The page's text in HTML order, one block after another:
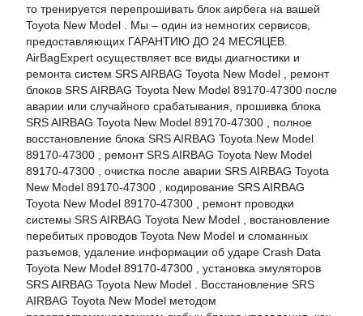
то тренируется перепрошивать блок аирбега на вашей
Toyota New Model . Мы – один из немногих сервисов,
предоставляющих ГАРАНТИЮ ДО 24 МЕСЯЦЕВ.
AirBagExpert осуществляет все виды диагностики и
ремонта систем SRS AIRBAG Toyota New Model , ремонт
блоков SRS AIRBAG Toyota New Model 89170-47300 после
аварии или случайного срабатывания, прошивка блока
SRS AIRBAG Toyota New Model 89170-47300 , полное
восстановление блока SRS AIRBAG Toyota New Model
89170-47300 , ремонт SRS AIRBAG Toyota New Model
89170-47300 , очистка после аварии SRS AIRBAG Toyota
New Model 89170-47300 , кодирование SRS AIRBAG
Toyota New Model 89170-47300 , ремонт проводки
системы SRS AIRBAG Toyota New Model , востановление
перебитых проводов Toyota New Model и сломанных
разъемов, удаление информации об ударе Crash Data
Toyota New Model 89170-47300 , установка эмуляторов
SRS AIRBAG Toyota New Model . Восстановление SRS
AIRBAG Toyota New Model методом